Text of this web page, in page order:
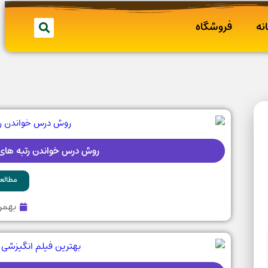
فروشگاه
روش درس خواندن رتبه های تک
بهمن